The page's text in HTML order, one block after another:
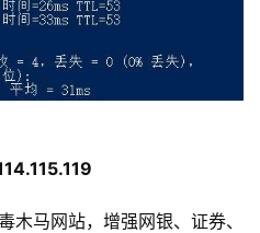
木马网站，增强网银、证券、